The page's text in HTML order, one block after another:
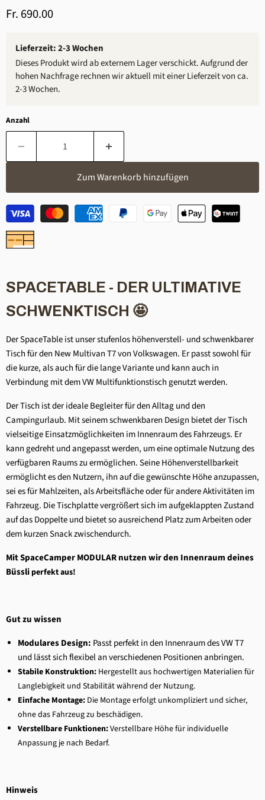
Aktueller Preis
Fr. 690.00
Lieferzeit: 2-3 Wochen
Dieses Produkt wird ab externem Lager verschickt. Aufgrund der
hohen Nachfrage rechnen wir aktuell mit einer Lieferzeit von ca.
2-3 Wochen.
Anzahl
Zum Warenkorb hinzufügen
SPACETABLE - DER ULTIMATIVE
SCHWENKTISCH 🤩
Der SpaceTable ist unser stufenlos höhenverstell- und schwenkbarer
Tisch für den New Multivan T7 von Volkswagen. Er passt sowohl für
die kurze, als auch für die lange Variante und kann auch in
Verbindung mit dem VW Multifunktionstisch genutzt werden.
Der Tisch ist der ideale Begleiter für den Alltag und den
Campingurlaub. Mit seinem schwenkbaren Design bietet der Tisch
vielseitige Einsatzmöglichkeiten im Innenraum des Fahrzeugs. Er
kann gedreht und angepasst werden, um eine optimale Nutzung des
verfügbaren Raums zu ermöglichen. Seine Höhenverstellbarkeit
ermöglicht es den Nutzern, ihn auf die gewünschte Höhe anzupassen,
sei es für Mahlzeiten, als Arbeitsfläche oder für andere Aktivitäten im
Fahrzeug. Die Tischplatte vergrößert sich im aufgeklappten Zustand
auf das Doppelte und bietet so ausreichend Platz zum Arbeiten oder
dem kurzen Snack zwischendurch.
Mit SpaceCamper MODULAR nutzen wir den Innenraum deines
Büssliperfekt aus!
Gut zu wissen
Modulares Design: Passt perfekt in den Innenraum des VW T7
und lässt sich flexibel an verschiedenen Positionen anbringen.
Stabile Konstruktion: Hergestellt aus hochwertigen Materialien für
Langlebigkeit und Stabilität während der Nutzung.
Einfache Montage: Die Montage erfolgt unkompliziert und sicher,
ohne das Fahrzeug zu beschädigen.
Verstellbare Funktionen:Verstellbare Höhe für individuelle
Anpassung je nach Bedarf.
Hinweis